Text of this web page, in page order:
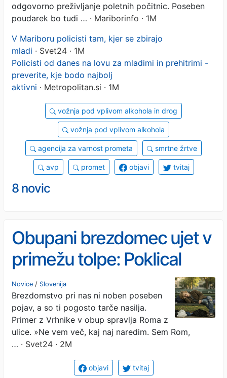
odgovorno preživljanje poletnih počitnic. Poseben
poudarek bo tudi … · Mariborinfo · 1M
V Mariboru policisti tam, kjer se zbirajo
mladi · Svet24 · 1M
Policisti od danes na lovu za mladimi in prehitrimi -
preverite, kje bodo najbolj
aktivni · Metropolitan.si · 1M
vožnja pod vplivom alkohola in drog
vožnja pod vplivom alkohola
agencija za varnost prometa smrtne žrtve
avp promet objavi tvitaj
8 novic
Obupani brezdomec ujet v
primežu tolpe: Poklical
bom svoje, pa bodo videli
Novice / Slovenija
Brezdomstvo pri nas ni noben poseben
pojav, a so ti pogosto tarče nasilja.
Primer z Vrhnike v obup spravlja Roma z
ulice. »Ne vem več, kaj naj naredim. Sem Rom,
… · Svet24 · 2M
objavi tvitaj